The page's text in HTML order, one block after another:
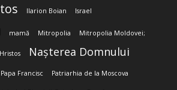
Ilarion Boian Israel
mamă Mitropolia Mitropolia Moldovei;
Nașterea Domnului
Papa Francisc Patriarhia de la Moscova